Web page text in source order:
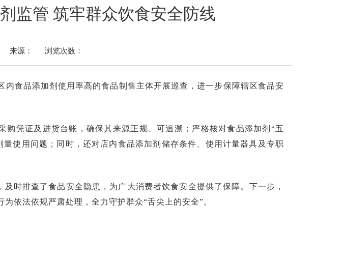
监管 筑牢群众饮食安全防线
来源： 浏览次数：
食品添加剂使用率高的食品制售主体开展巡查，进一步保障辖区食品安
凭证及进货台账，确保其来源正规、可追溯；严格核对食品添加剂“五
使用问题；同时，还对店内食品添加剂储存条件、使用计量器具及专职
时排查了食品安全隐患，为广大消费者饮食安全提供了保障。下一步，
依法依规严肃处理，全力守护群众“舌尖上的安全”。